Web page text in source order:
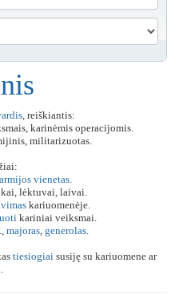
, reiškiantis:
karinėmis operacijomis.
militarizuotas.
armijos vienetas.
lėktuvai, laivai.
kariuomenėje.
kariniai veiksmai.
majoras, generolas.
tiesiogiai susiję su kariuomene ar
.